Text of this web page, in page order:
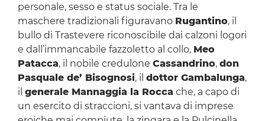
personale, sesso e status sociale. Tra le
maschere tradizionali figuravano Rugantino, il
bullo di Trastevere riconoscibile dai calzoni logori
e dall’immancabile fazzoletto al collo, Meo
Patacca, il nobile credulone Cassandrino, don
Pasquale de’ Bisognosi, il dottor Gambalunga,
il generale Mannaggia la Rocca che, a capo di
un esercito di straccioni, si vantava di imprese